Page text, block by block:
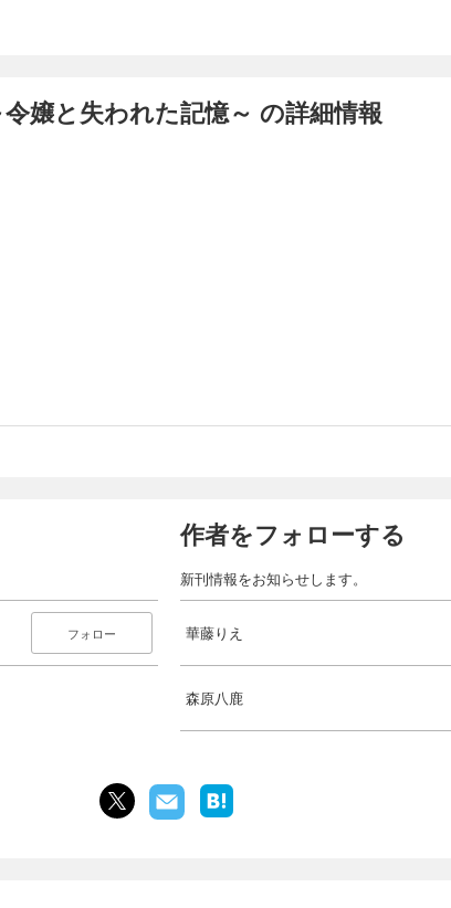
嬢と失われた記憶～ の詳細情報
フォロー
作者をフォローする
新刊情報をお知らせします。
華藤りえ
森原八鹿